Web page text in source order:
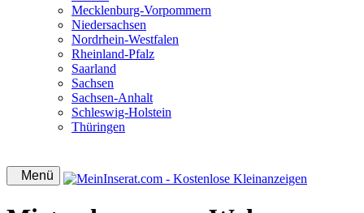
Mecklenburg-Vorpommern
Niedersachsen
Nordrhein-Westfalen
Rheinland-Pfalz
Saarland
Sachsen
Sachsen-Anhalt
Schleswig-Holstein
Thüringen
Menü